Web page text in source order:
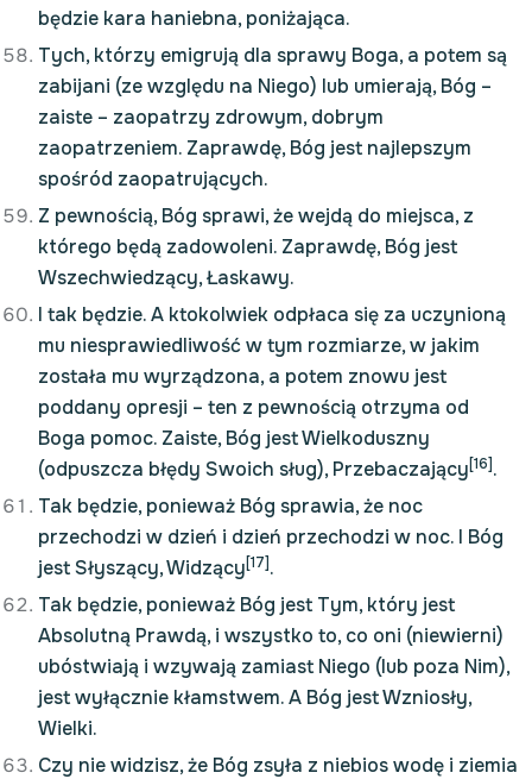
będzie kara haniebna, poniżająca.
Tych, którzy emigrują dla sprawy Boga, a potem są
zabijani (ze względu na Niego) lub umierają, Bóg –
zaiste – zaopatrzy zdrowym, dobrym
zaopatrzeniem. Zaprawdę, Bóg jest najlepszym
spośród zaopatrujących.
Z pewnością, Bóg sprawi, że wejdą do miejsca, z
którego będą zadowoleni. Zaprawdę, Bóg jest
Wszechwiedzący, Łaskawy.
I tak będzie. A ktokolwiek odpłaca się za uczynioną
mu niesprawiedliwość w tym rozmiarze, w jakim
została mu wyrządzona, a potem znowu jest
poddany opresji – ten z pewnością otrzyma od
Boga pomoc. Zaiste, Bóg jest Wielkoduszny
(odpuszcza błędy Swoich sług), Przebaczający[16].
Tak będzie, ponieważ Bóg sprawia, że noc
przechodzi w dzień i dzień przechodzi w noc. I Bóg
jest Słyszący, Widzący[17].
Tak będzie, ponieważ Bóg jest Tym, który jest
Absolutną Prawdą, i wszystko to, co oni (niewierni)
ubóstwiają i wzywają zamiast Niego (lub poza Nim),
jest wyłącznie kłamstwem. A Bóg jest Wzniosły,
Wielki.
Czy nie widzisz, że Bóg zsyła z niebios wodę i ziemia